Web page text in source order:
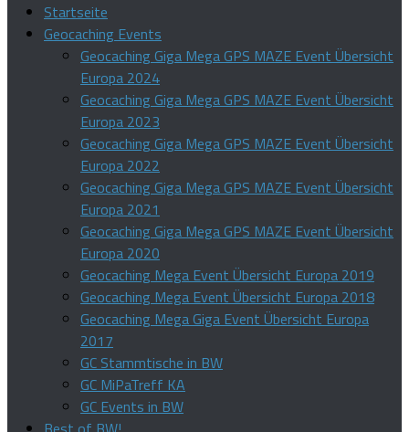
Startseite
Geocaching Events
Geocaching Giga Mega GPS MAZE Event Übersicht
Europa 2024
Geocaching Giga Mega GPS MAZE Event Übersicht
Europa 2023
Geocaching Giga Mega GPS MAZE Event Übersicht
Europa 2022
Geocaching Giga Mega GPS MAZE Event Übersicht
Europa 2021
Geocaching Giga Mega GPS MAZE Event Übersicht
Europa 2020
Geocaching Mega Event Übersicht Europa 2019
Geocaching Mega Event Übersicht Europa 2018
Geocaching Mega Giga Event Übersicht Europa
2017
GC Stammtische in BW
GC MiPaTreff KA
GC Events in BW